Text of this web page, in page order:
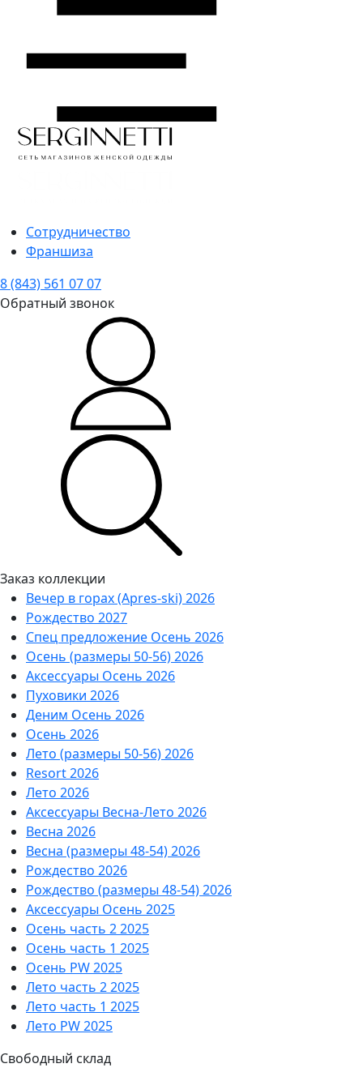
Сотрудничество
Франшиза
8 (843) 561 07 07
Обратный звонок
Заказ коллекции
Вечер в горах (Apres-ski) 2026
Рождество 2027
Спец предложение Осень 2026
Осень (размеры 50-56) 2026
Аксессуары Осень 2026
Пуховики 2026
Деним Осень 2026
Осень 2026
Лето (размеры 50-56) 2026
Resort 2026
Лето 2026
Аксессуары Весна-Лето 2026
Весна 2026
Весна (размеры 48-54) 2026
Рождество 2026
Рождество (размеры 48-54) 2026
Аксессуары Осень 2025
Осень часть 2 2025
Осень часть 1 2025
Осень PW 2025
Лето часть 2 2025
Лето часть 1 2025
Лето PW 2025
Свободный склад